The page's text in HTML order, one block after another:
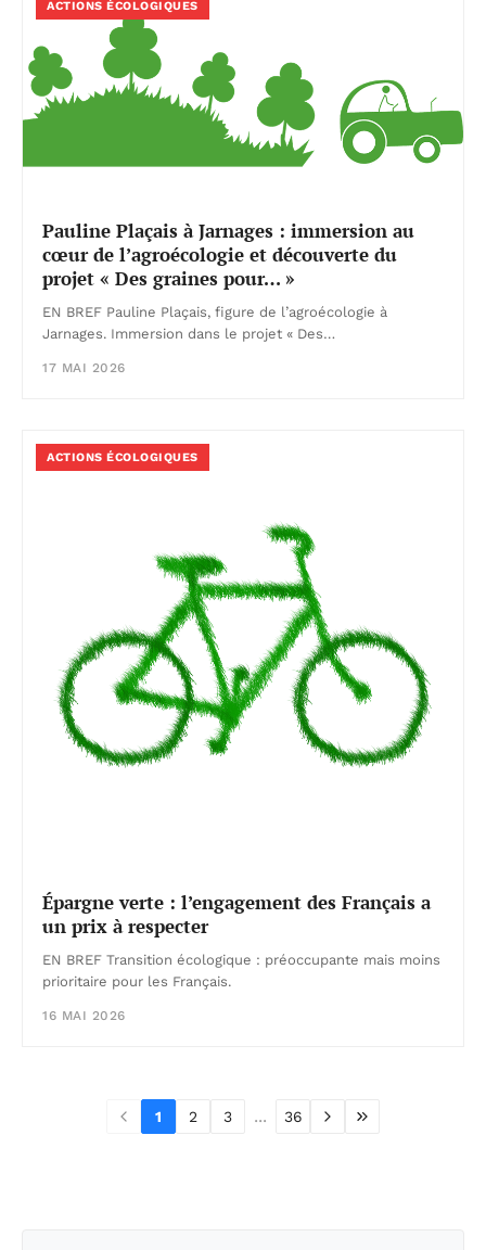
ACTIONS ÉCOLOGIQUES
Pauline Plaçais à Jarnages : immersion au
cœur de l’agroécologie et découverte du
projet « Des graines pour… »
EN BREF Pauline Plaçais, figure de l’agroécologie à
Jarnages. Immersion dans le projet « Des…
17 MAI 2026
ACTIONS ÉCOLOGIQUES
Épargne verte : l’engagement des Français a
un prix à respecter
EN BREF Transition écologique : préoccupante mais moins
prioritaire pour les Français.
16 MAI 2026
1 2 3 ... 36